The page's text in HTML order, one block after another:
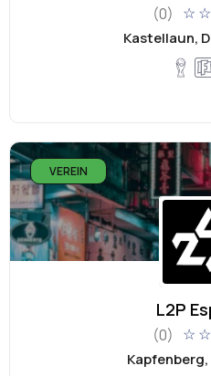
(0) ☆ ☆
Kastellaun,
VEREIN
L2P
(0) ☆ ☆